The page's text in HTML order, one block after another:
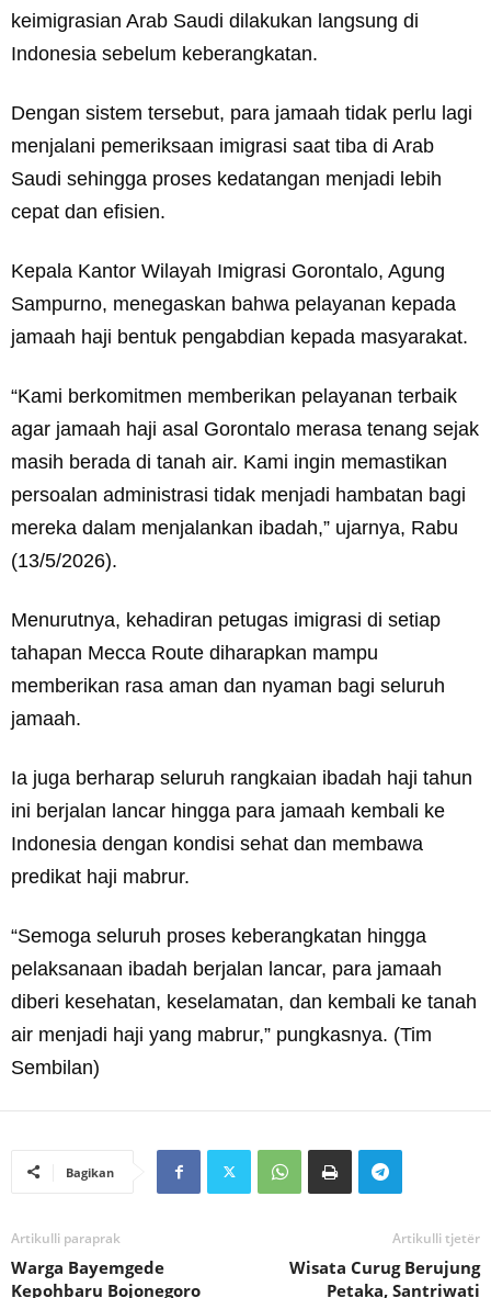
keimigrasian Arab Saudi dilakukan langsung di
Indonesia sebelum keberangkatan.
Dengan sistem tersebut, para jamaah tidak perlu lagi
menjalani pemeriksaan imigrasi saat tiba di Arab
Saudi sehingga proses kedatangan menjadi lebih
cepat dan efisien.
Kepala Kantor Wilayah Imigrasi Gorontalo, Agung
Sampurno, menegaskan bahwa pelayanan kepada
jamaah haji bentuk pengabdian kepada masyarakat.
“Kami berkomitmen memberikan pelayanan terbaik
agar jamaah haji asal Gorontalo merasa tenang sejak
masih berada di tanah air. Kami ingin memastikan
persoalan administrasi tidak menjadi hambatan bagi
mereka dalam menjalankan ibadah,” ujarnya, Rabu
(13/5/2026).
Menurutnya, kehadiran petugas imigrasi di setiap
tahapan Mecca Route diharapkan mampu
memberikan rasa aman dan nyaman bagi seluruh
jamaah.
Ia juga berharap seluruh rangkaian ibadah haji tahun
ini berjalan lancar hingga para jamaah kembali ke
Indonesia dengan kondisi sehat dan membawa
predikat haji mabrur.
“Semoga seluruh proses keberangkatan hingga
pelaksanaan ibadah berjalan lancar, para jamaah
diberi kesehatan, keselamatan, dan kembali ke tanah
air menjadi haji yang mabrur,” pungkasnya. (Tim
Sembilan)
Bagikan
Artikulli paraprak
Warga Bayemgede
Kepohbaru Bojonegoro
Artikulli tjetër
Wisata Curug Berujung
Petaka, Santriwati